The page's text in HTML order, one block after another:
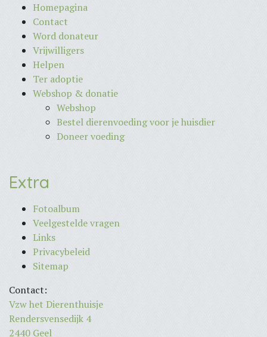
Homepagina
Contact
Word donateur
Vrijwilligers
Helpen
Ter adoptie
Webshop & donatie
Webshop
Bestel dierenvoeding voor je huisdier
Doneer voeding
Extra
Fotoalbum
Veelgestelde vragen
Links
Privacybeleid
Sitemap
Contact:
Vzw het Dierenthuisje
Rendersvensedijk 4
2440 Geel